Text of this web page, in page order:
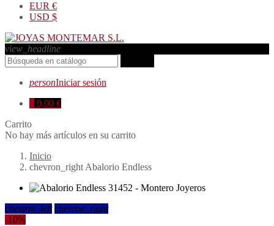
EUR €
USD $
view_headline
personIniciar sesión
0,00 €
Carrito
No hay más artículos en su carrito
Inicio
chevron_right Abalorio Endless
chevron_left chevron_right
-10%